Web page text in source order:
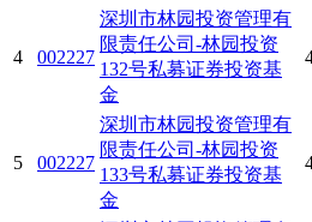
4 002227
深圳市林园投资管理有
限责任公司-林园投资
132号私募证券投资基
金
5 002227
深圳市林园投资管理有
限责任公司-林园投资
133号私募证券投资基
金